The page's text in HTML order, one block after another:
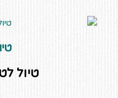
טיול